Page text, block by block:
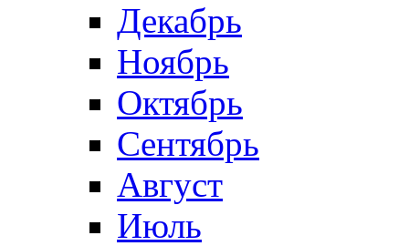
Декабрь
Ноябрь
Октябрь
Сентябрь
Август
Июль